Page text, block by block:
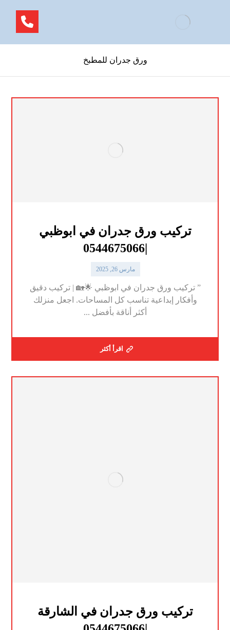
ورق جدران للمطبخ
تركيب ورق جدران في ابوظبي
|0544675066
مارس 26, 2025
” تركيب ورق جدران في ابوظبي 🌟🏡 | تركيب دقيق
وأفكار إبداعية تناسب كل المساحات. اجعل منزلك
أكثر أناقة بأفضل ...
اقرأ أكثر
تركيب ورق جدران في الشارقة